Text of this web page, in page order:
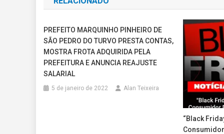
Post
PREFEITO MARQUINHO PINHEIRO DE
SÃO PEDRO DO TURVO PRESTA CONTAS,
MOSTRA FROTA ADQUIRIDA PELA
PREFEITURA E ANUNCIA REAJUSTE
SALARIAL
5 de janeiro de 2022 Alan Teixeira
“Black